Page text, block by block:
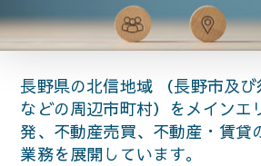
長野県の北信地域 （長野市及
などの周辺市町村）をメインエ
発、不動産売買、不動産・賃貸
業務を展開しています。